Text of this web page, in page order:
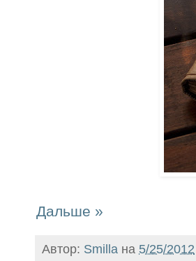
Дальше »
Автор: Smilla на 5/25/2012